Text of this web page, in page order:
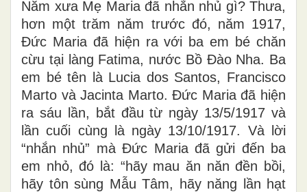
Năm xưa Mẹ Maria đã nhắn nhủ gì? Thưa,
hơn một trăm năm trước đó, năm 1917,
Đức Maria đã hiện ra với ba em bé chăn
cừu tại làng Fatima, nước Bồ Đào Nha. Ba
em bé tên là Lucia dos Santos, Francisco
Marto và Jacinta Marto. Đức Maria đã hiện
ra sáu lần, bắt đầu từ ngày 13/5/1917 và
lần cuối cùng là ngày 13/10/1917. Và lời
“nhắn nhủ” mà Đức Maria đã gửi đến ba
em nhỏ, đó là: “hãy mau ăn năn đền bồi,
hãy tôn sùng Mẫu Tâm, hãy năng lần hạt